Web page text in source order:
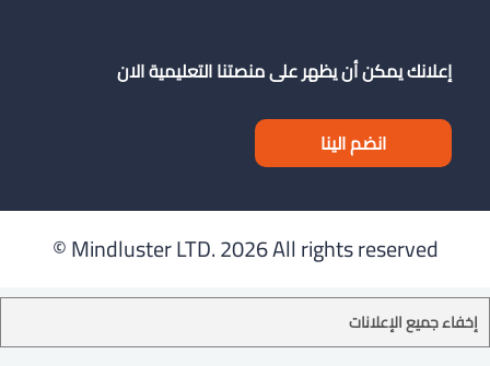
إعلانك يمكن أن يظهر على منصتنا التعليمية الان
انضم الينا
Mindluster LTD.2026 All rights reserved ©
إخفاء جميع الإعلانات